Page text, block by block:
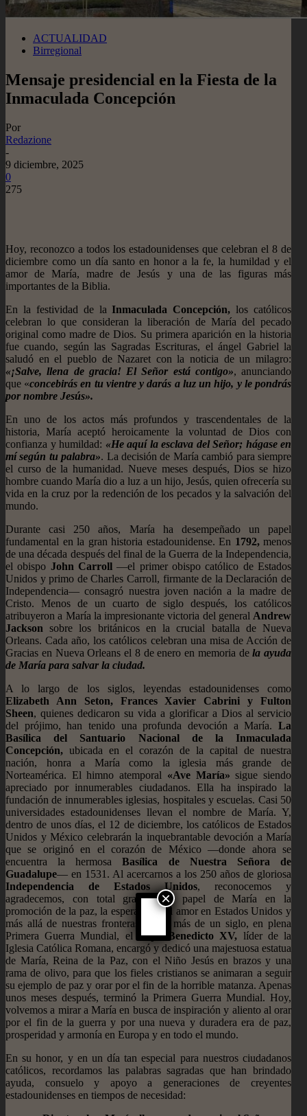
ACTUALIDAD
Birregional
Mensaje presidencial en la Fiesta de la
Inmaculada Concepción
Por
Redazione
-
9 diciembre, 2025
0
275
Hoy, reconozco a todos los estadounidenses que celebran el 8 de
diciembre como un día santo en honor a la fe, la humildad y el
amor de María, madre de Jesús y una de las figuras más
importantes de la Biblia.
En la festividad de laInmaculada Concepción, los católicos
celebran lo que consideran la liberación de María del pecado
original como madre de Dios. Su primera aparición en la historia
fue cuando, según las Sagradas Escrituras, el ángel Gabriel la
saludó en el pueblo de Nazaret con la noticia de un milagro:
«¡Salve, llena de gracia! El Señor está contigo», anunciando
que «concebirás en tu vientre y darás a luz un hijo, y le pondrás
por nombre Jesús».
En uno de los actos más profundos y trascendentales de la
historia, María aceptó heroicamente la voluntad de Dios con
confianza y humildad: «He aquí la esclava del Señor; hágase en
mí según tu palabra». La decisión de María cambió para siempre
el curso de la humanidad. Nueve meses después, Dios se hizo
hombre cuando María dio a luz a un hijo, Jesús, quien ofrecería su
vida en la cruz por la redención de los pecados y la salvación del
mundo.
Durante casi 250 años, María ha desempeñado un papel
fundamental en la gran historia estadounidense. En 1792,menos
de una década después del final de la Guerra de la Independencia,
el obispo John Carroll —el primer obispo católico de Estados
Unidos y primo de Charles Carroll, firmante de la Declaración de
Independencia— consagró nuestra joven nación a la madre de
Cristo. Menos de un cuarto de siglo después, los católicos
atribuyeron a María la impresionante victoria del general Andrew
Jackson sobre los británicos en la crucial batalla de Nueva
Orleans. Cada año, los católicos celebran una misa de Acción de
Gracias en Nueva Orleans el 8 de enero en memoria dela ayuda
de María para salvar la ciudad.
A lo largo de los siglos, leyendas estadounidenses como
Elizabeth Ann Seton, Frances Xavier Cabrini y Fulton
Sheen, quienes dedicaron su vida a glorificar a Dios al servicio
del prójimo, han tenido una profunda devoción a María. La
Basílica del Santuario Nacional de la Inmaculada
Concepción, ubicada en el corazón de la capital de nuestra
nación, honra a María como la iglesia más grande de
Norteamérica. El himno atemporal «Ave María» sigue siendo
apreciado por innumerables ciudadanos. Ella ha inspirado la
fundación de innumerables iglesias, hospitales y escuelas. Casi 50
universidades estadounidenses llevan el nombre de María. Y,
dentro de unos días, el 12 de diciembre, los católicos de Estados
Unidos y México celebrarán la inquebrantable devoción a María
que se originó en el corazón de México —donde ahora se
encuentra la hermosaBasílica de Nuestra Señora de
Guadalupe— en 1531. Al acercarnos a los 250 años de gloriosa
Independencia de Estados Unidos, reconocemos y
agradecemos, con total gratitud, el papel de María en la
promoción de la paz, la esperanza y el amor en Estados Unidos y
más allá de nuestras fronteras. Hace más de un siglo, en plena
Primera Guerra Mundial, el
Papa Benedicto XV, líder de la
Iglesia Católica Romana, encargó y dedicó una majestuosa estatua
de María, Reina de la Paz, con el Niño Jesús en brazos y una
rama de olivo, para que los fieles cristianos se animaran a seguir
su ejemplo de paz y orar por el fin de la horrible matanza. Apenas
unos meses después, terminó la Primera Guerra Mundial. Hoy,
volvemos a mirar a María en busca de inspiración y aliento al orar
por el fin de la guerra y por una nueva y duradera era de paz,
prosperidad y armonía en Europa y en todo el mundo.
En su honor, y en un día tan especial para nuestros ciudadanos
católicos, recordamos las palabras sagradas que han brindado
ayuda, consuelo y apoyo a generaciones de creyentes
estadounidenses en tiempos de necesidad:
×